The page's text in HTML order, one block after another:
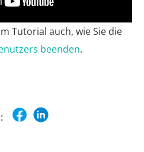
Tutorial auch, wie Sie die
beenden.